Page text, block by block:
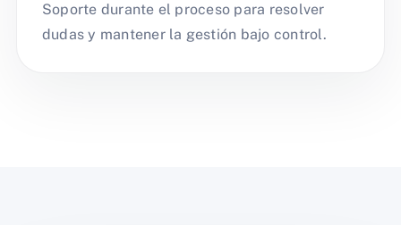
Soporte durante el proceso para resolver
dudas y mantener la gestión bajo control.